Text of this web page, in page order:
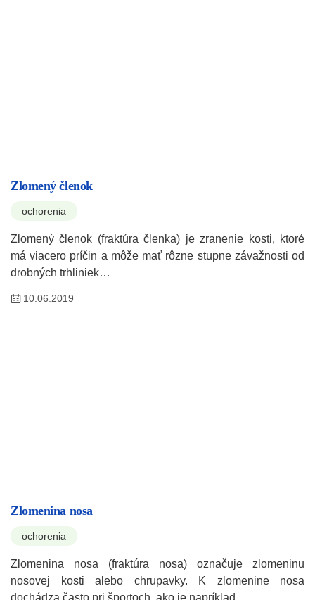
Zlomený členok
ochorenia
Zlomený členok (fraktúra členka) je zranenie kosti, ktoré
má viacero príčin a môže mať rôzne stupne závažnosti od
drobných trhliniek…
10.06.2019
Zlomenina nosa
ochorenia
Zlomenina nosa (fraktúra nosa) označuje zlomeninu
nosovej kosti alebo chrupavky. K zlomenine nosa